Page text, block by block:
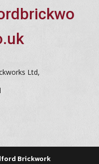
Ltd,
Brickwork